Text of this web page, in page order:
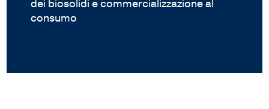
dei biosolidi e commercializzazione al
consumo